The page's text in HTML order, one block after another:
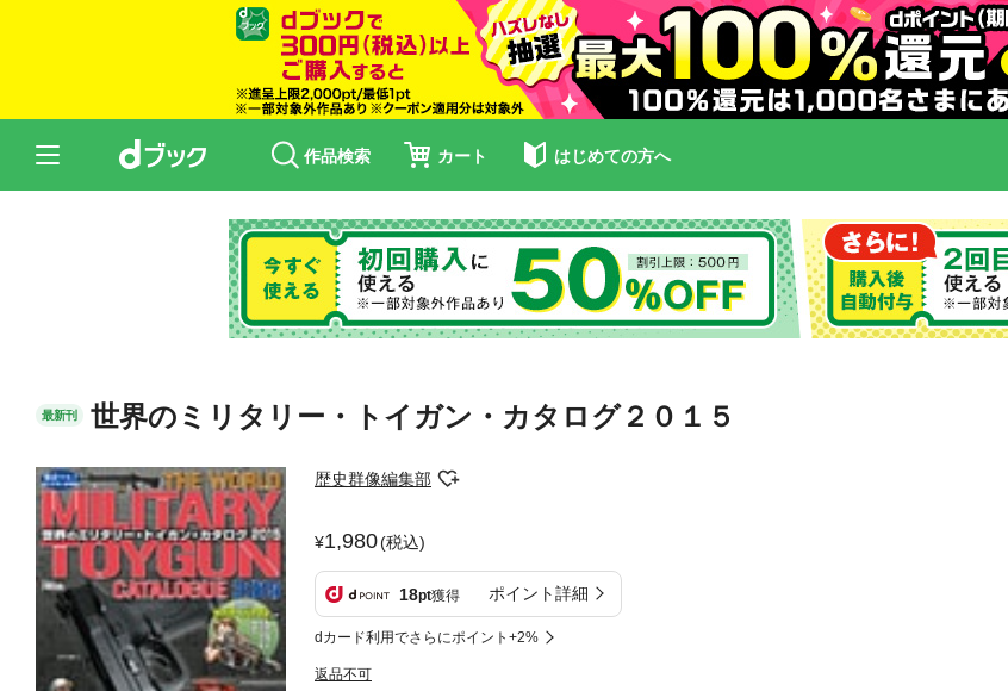
作品検索 カート はじめての方へ
最新刊 世界のミリタリー・トイガン・カタログ２０１５
歴史群像編集部
1,980(税込)
18pt獲得 ポイント詳細
dカード利用でさらにポイント+2%
返品不可